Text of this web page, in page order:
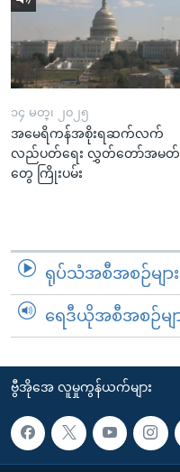
၁၄ မတ္၊ ၂၀၂၅
အမေရိကန်အစိုးရဆက်လက်
လည်ပတ်ရေး လွှတ်တော်အမတ်
တွေ ကြိုးပမ်း
ရုပ်သံအစီအစဉ်များ
ရေဒီယိုအစီအစဉ်မျ
ဗွီအိုအေ လူမှုကွန်ယက်များ